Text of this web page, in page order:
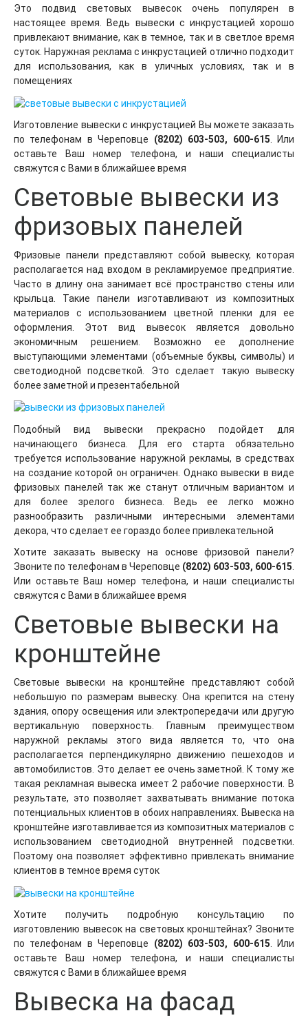
Это подвид световых вывесок очень популярен в
настоящее время. Ведь вывески с инкрустацией хорошо
привлекают внимание, как в темное, так и в светлое время
суток. Наружная реклама с инкрустацией отлично подходит
для использования, как в уличных условиях, так и в
помещениях
Изготовление вывески с инкрустацией Вы можете заказать
по телефонам в Череповце (8202) 603-503, 600-615 . Или
оставьте Ваш номер телефона, и наши специалисты
свяжутся с Вами в ближайшее время
Световые вывески из
фризовых панелей
Фризовые панели представляют собой вывеску, которая
располагается над входом в рекламируемое предприятие.
Часто в длину она занимает всё пространство стены или
крыльца. Такие панели изготавливают из композитных
материалов с использованием цветной пленки для ее
оформления. Этот вид вывесок является довольно
экономичным решением. Возможно ее дополнение
выступающими элементами (объемные буквы, символы) и
светодиодной подсветкой. Это сделает такую вывеску
более заметной и презентабельной
Подобный вид вывески прекрасно подойдет для
начинающего бизнеса. Для его старта обязательно
требуется использование наружной рекламы, в средствах
на создание которой он ограничен. Однако вывески в виде
фризовых панелей так же станут отличным вариантом и
для более зрелого бизнеса. Ведь ее легко можно
разнообразить различными интересными элементами
декора, что сделает ее гораздо более привлекательной
Хотите заказать вывеску на основе фризовой панели?
Звоните по телефонам в Череповце (8202) 603-503, 600-615.
Или оставьте Ваш номер телефона, и наши специалисты
свяжутся с Вами в ближайшее время
Световые вывески на
кронштейне
Световые вывески на кронштейне представляют собой
небольшую по размерам вывеску. Она крепится на стену
здания, опору освещения или электропередачи или другую
вертикальную поверхность. Главным преимуществом
наружной рекламы этого вида является то, что она
располагается перпендикулярно движению пешеходов и
автомобилистов. Это делает ее очень заметной. К тому же
такая рекламная вывеска имеет 2 рабочие поверхности. В
результате, это позволяет захватывать внимание потока
потенциальных клиентов в обоих направлениях. Вывеска на
кронштейне изготавливается из композитных материалов с
использованием светодиодной внутренней подсветки.
Поэтому она позволяет эффективно привлекать внимание
клиентов в темное время суток
Хотите получить подробную консультацию по
изготовлению вывесок на световых кронштейнах? Звоните
по телефонам в Череповце (8202) 603-503, 600-615. Или
оставьте Ваш номер телефона, и наши специалисты
свяжутся с Вами в ближайшее время
Вывеска на фасад